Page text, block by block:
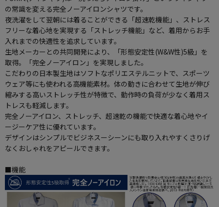
の常識を変える完全ノーアイロンシャツです。
夜洗濯をして翌朝には着ることができる「超速乾機能」、ストレス
フリーな着心地を実現する「ストレッチ機能」など、着用からお手
入れまでの快適性を追求しています。
生地メーカーとの共同開発により、「形態安定性(W&W性)5級」を
取得。「完全ノーアイロン」を実現しました。
こだわりの日本製生地はソフトなポリエステルニットで、スポーツ
ウェア等にも使われる高機能素材。体の動きに合わせて生地が伸び
縮みする高いストレッチ性が特徴で、動作時の負荷が少なく着用ス
トレスも軽減します。
完全ノーアイロン、ストレッチ、超速乾の機能で快適な着心地やイ
ージーケア性に優れています。
デザインはシンプルでビジネスーシーンにも取り入れやすくさりげ
なくおしゃれをアピールできます。
■機能